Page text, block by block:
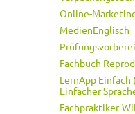
Online-
MedienEnglisch
Fachbuch
LernApp
Einfacher
Fachpraktiker-